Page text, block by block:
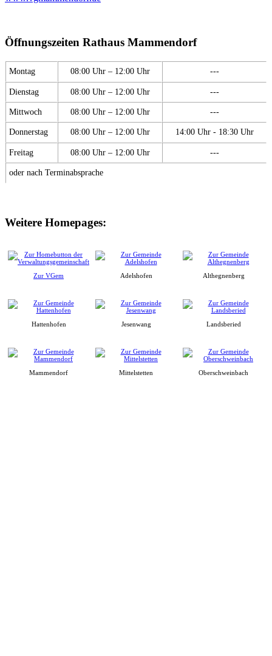
Öffnungszeiten Rathaus Mammendorf
Montag 08:00 Uhr – 12:00 Uhr ---
Dienstag 08:00 Uhr – 12:00 Uhr ---
Mittwoch 08:00 Uhr – 12:00 Uhr ---
Donnerstag 08:00 Uhr – 12:00 Uhr 14:00 Uhr - 18:30 Uhr
Freitag 08:00 Uhr – 12:00 Uhr ---
oder nach Terminabsprache
Weitere Homepages:
Zur VGem Adelshofen Althegnenberg
Hattenhofen Jesenwang Landsberied
Mammendorf Mittelstetten Oberschweinbach